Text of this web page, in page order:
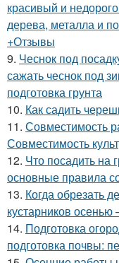
красивый и
дерева, металла и
+Отзывы
9. Чеснок под
сажать чеснок под
подготовка грунта
10. Как садить
11. Совместимость
Совместимость
12. Что посадить на
основные правила
13. Когда обрезать
кустарников
14. Подготовка
подготовка почвы: